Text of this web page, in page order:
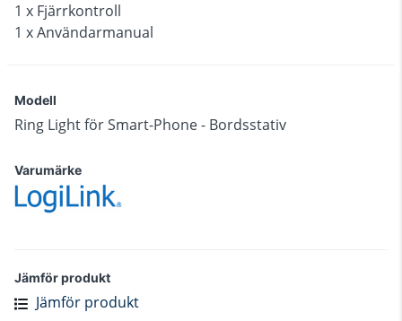
1 x Fjärrkontroll
1 x Användarmanual
Modell
Ring Light för Smart-Phone - Bordsstativ
Varumärke
Jämför produkt
Jämför produkt